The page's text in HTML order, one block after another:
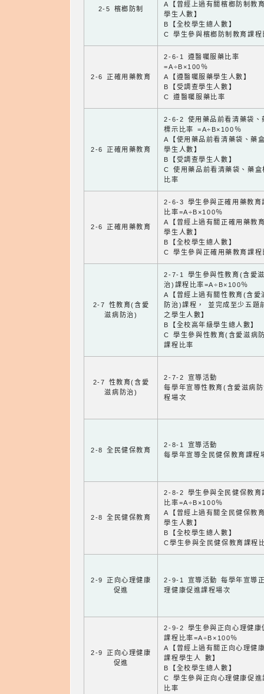
2-5 檳榔防制
A【曾經上過有關檳榔防制教
學生人數】
B【全校學生總人數】
C 學生參與檳榔防制教育課程
2-6 正確用藥教育
2-6-1 遵醫囑服藥比率
=A÷B×100％
A【遵醫囑服藥學生人數】
B【受調查學生人數】
C 遵醫囑服藥比率
2-6 正確用藥教育
2-6-2 使用藥品前看清藥袋、
標示比率 =A÷B×100％
A【使用藥品前看清藥袋、藥
學生人數】
B【受調查學生人數】
C 使用藥品前看清藥袋、藥盒
比率
2-6 正確用藥教育
2-6-3 學生參與正確用藥教育
比率=A÷B×100％
A【曾經上過有關正確用藥教
學生人數】
B【全校學生總人數】
C 學生參與正確用藥教育課程
2-7 性教育(含愛
滋病防治)
2-7-1 學生參與性教育(含愛
治)課程比率=A÷B×100％
A【曾經上過有關性教育(含愛
防治)課程， 並完成至少五題
之學生人數】
B【全校高年級學生總人數】
C 學生參與性教育(含愛滋病
課程比率
2-7 性教育(含愛
滋病防治)
2-7-2 宣導活動
每學年宣導性教育(含愛滋病
程場次
2-8 全民健保教育
2-8-1 宣導活動
每學年宣導全民健保教育課程
2-8 全民健保教育
2-8-2 學生參與全民健保教育
比率=A÷B×100％
A【曾經上過有關全民健保教
學生人數】
B【全校學生總人數】
C學生參與全民健保教育課程
2-9 正向心理健康
促進
2-9-1 宣導活動 每學年宣導
理健康促進課程場次
2-9 正向心理健康
促進
2-9-2 學生參與正向心理健康
課程比率=A÷B×100％
A【曾經上過有關正向心理健
課程學生人 數】
B【全校學生總人數】
C 學生參與正向心理健康促進
比率